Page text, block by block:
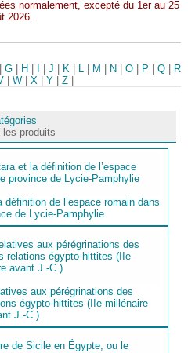
normalement, excepté du 1er au 25
2026.
|G H |J K L M N |O P |Q
R
| W| X| Y| Z|
les produits
de l’espace romain dans
de Lycie-Pamphylie
aux pérégrinations des
égypto-hittites (IIe millénaire
J.-C.)